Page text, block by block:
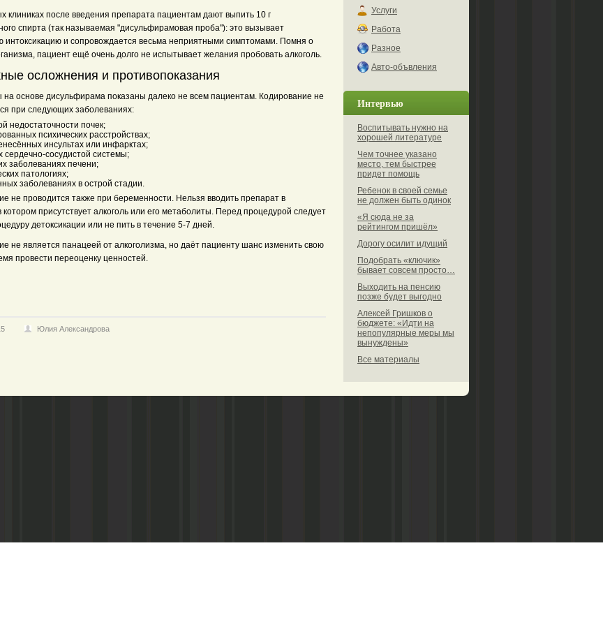
клиниках после введения препарата пациентам дают выпить 10 г
спирта (так называемая "дисульфирамовая проба"): это вызывает
интоксикацию и сопровождается весьма неприятными симптомами. Помня о
пациент ещё очень долго не испытывает желания пробовать алкоголь.
осложнения и противопоказания
на основе дисульфирама показаны далеко не всем пациентам. Кодирование не
при следующих заболеваниях:
недостаточности почек;
психических расстройствах;
инсультах или инфарктах;
сердечно-сосудистой системы;
заболеваниях печени;
патологиях;
заболеваниях в острой стадии.
не проводится также при беременности. Нельзя вводить препарат в
котором присутствует алкоголь или его метаболиты. Перед процедурой следует
детоксикации или не пить в течение 5-7 дней.
не является панацеей от алкоголизма, но даёт пациенту шанс изменить свою
провести переоценку ценностей.
Юлия Александрова
Услуги
Работа
Разное
Авто-объвления
Интервью
Воспитывать нужно на
хорошей литературе
Чем точнее указано
место, тем быстрее
придет помощь
Ребенок в своей семье
не должен быть одинок
«Я сюда не за
рейтингом пришёл»
Дорогу осилит идущий
Подобрать «ключик»
бывает совсем просто…
Выходить на пенсию
позже будет выгодно
Алексей Гришков о
бюджете: «Идти на
непопулярные меры мы
вынуждены»
Все материалы